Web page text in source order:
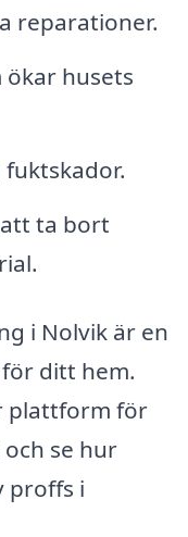
reparationer.
husets
fuktskador.
ta bort
i Nolvik är en
ditt hem.
plattform för
se hur
proffs i